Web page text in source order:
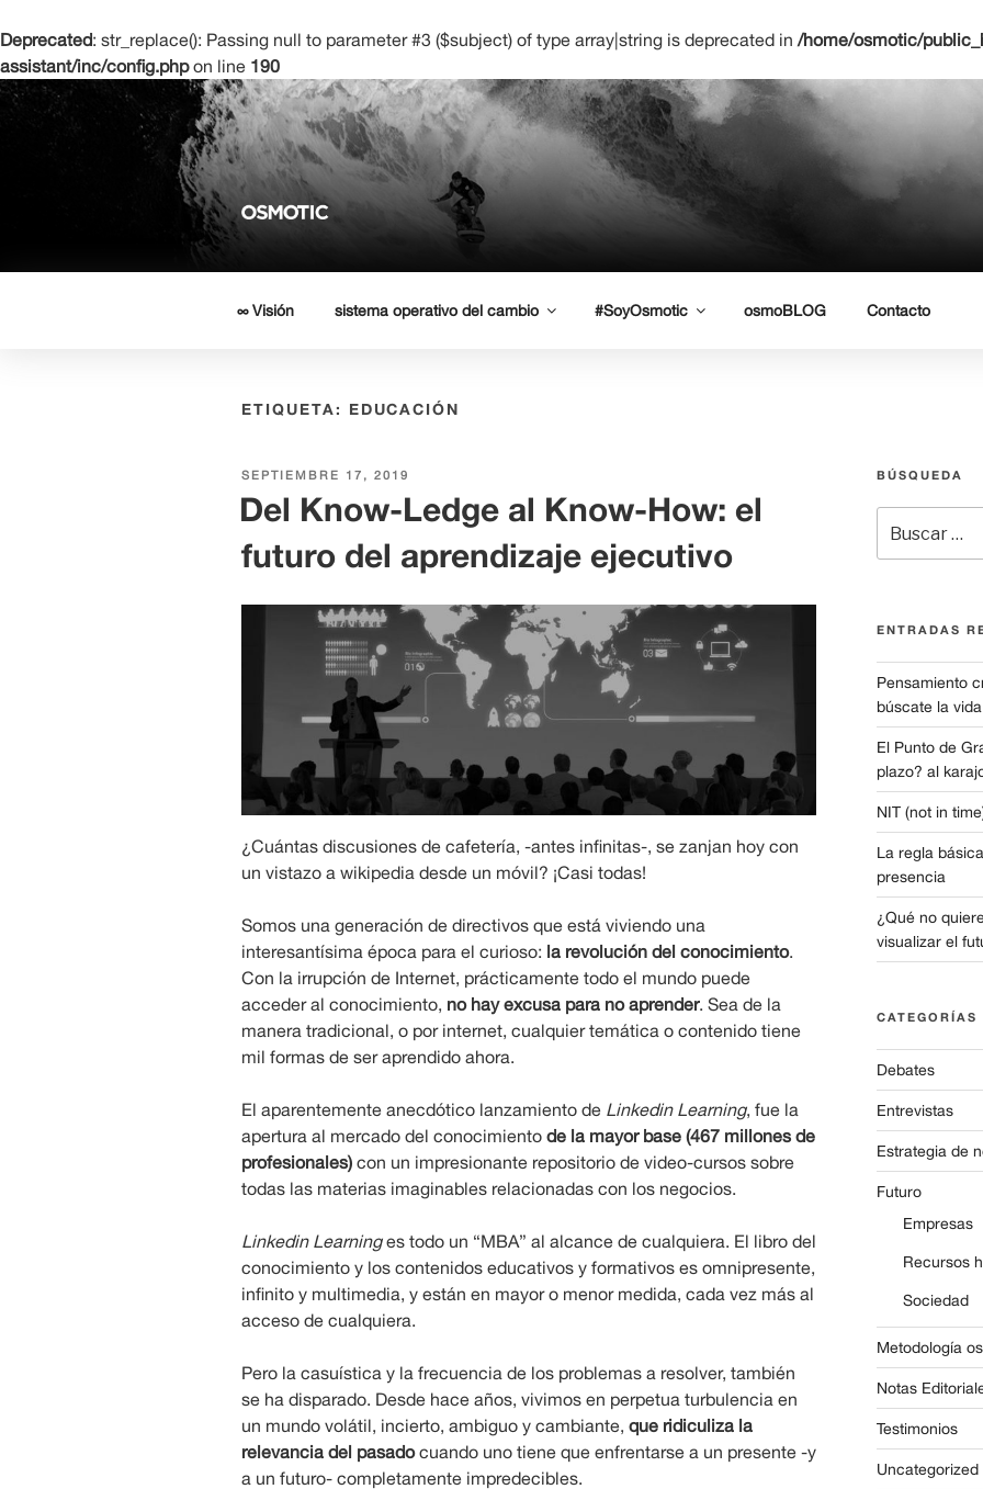
Deprecated: str_replace(): Passing null to parameter #3 ($subject) of type array|string is deprecated in /home/osmotic/
assistant/inc/config.phpon line 190
Saltar
OSMOTIC NETWORK LEARNING
La escuela de negocios del futuro
∞ Visión sistema operativo del cambio #SoyOsmotic osmoBLOG Contacto
ETIQUETA: EDUCACIÓN
PUBLICADO
SEPTIEMBRE 17, 2019
Del Know-Ledge al Know-How: el
futuro del aprendizaje ejecutivo
¿Cuántas discusiones de cafetería, -antes infinitas-, se zanjan hoy con
un vistazo a wikipedia desde un móvil? ¡Casi todas!
Somos una generación de directivos que está viviendo una
interesantísima época para el curioso: la revolución del conocimiento.
Con la irrupción de Internet, prácticamente todo el mundo puede
acceder al conocimiento, no hay excusa para no aprender. Sea de la
manera tradicional, o por internet, cualquier temática o contenido tiene
mil formas de ser aprendido ahora.
El aparentemente anecdótico lanzamiento de Linkedin Learning, fue la
apertura al mercado del conocimiento de la mayor base (467 millones de
profesionales) con un impresionante repositorio de video-cursos sobre
todas las materias imaginables relacionadas con los negocios.
Linkedin Learninges todo un “MBA” al alcance de cualquiera. El libro del
conocimiento y los contenidos educativos y formativos es omnipresente,
infinito y multimedia, y están en mayor o menor medida, cada vez más al
acceso de cualquiera.
Pero la casuística y la frecuencia de los problemas a resolver, también
se ha disparado. Desde hace años, vivimos en perpetua turbulencia en
un mundo volátil, incierto, ambiguo y cambiante, que ridiculiza la
relevancia del pasadocuando uno tiene que enfrentarse a un presente -y
a un futuro- completamente impredecibles.
BÚSQUEDA
por:
ENTRADAS
Pensamiento
búscate la vida
El Punto de
plazo? al
NIT (not in
La regla
presencia
¿Qué no
visualizar el
CATEGORÍAS
Debates
Entrevistas
Estrategia de
Futuro
Empresas
Recursos
Sociedad
Metodología
Notas
Testimonios
Uncategorized